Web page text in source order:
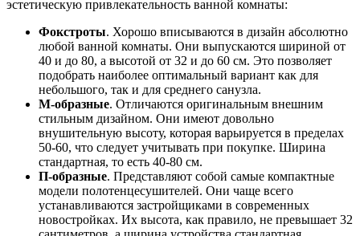
эстетическую привлекательность ванной комнаты:
Фокстроты. Хорошо вписываются в дизайн абсолютно
любой ванной комнаты. Они выпускаются шириной от
40 и до 80, а высотой от 32 и до 60 см. Это позволяет
подобрать наиболее оптимальный вариант как для
небольшого, так и для среднего санузла.
М-образные. Отличаются оригинальным внешним
стильным дизайном. Они имеют довольно
внушительную высоту, которая варьируется в пределах
50-60, что следует учитывать при покупке. Ширина
стандартная, то есть 40-80 см.
П-образные. Представляют собой самые компактные
модели полотенцесушителей. Они чаще всего
устанавливаются застройщиками в современных
новостройках. Их высота, как правило, не превышает 32